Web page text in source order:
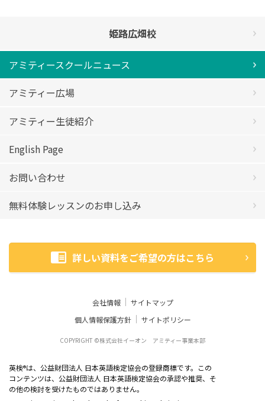
姫路広畑校
アミティースクールニュース
アミティー広場
アミティー生徒紹介
English Page
お問い合わせ
無料体験レッスンのお申し込み
詳しい資料をご希望の方はこちら
会社情報
サイトマップ
個人情報保護方針
サイトポリシー
COPYRIGHT ©株式会社イーオン アミティー事業本部
英検®は、公益財団法人 日本英語検定協会の登録商標です。この
コンテンツは、公益財団法人 日本英語検定協会の承認や推奨、そ
の他の検討を受けたものではありません。